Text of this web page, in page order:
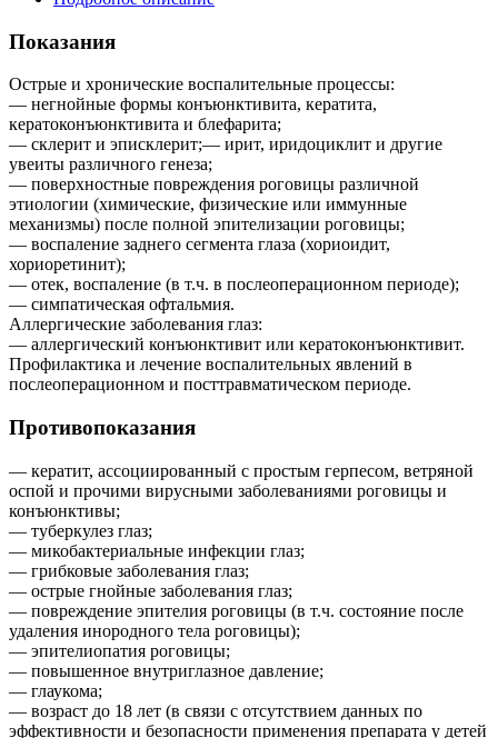
Показания
Острые и хронические воспалительные процессы:
— негнойные формы конъюнктивита, кератита,
кератоконъюнктивита и блефарита;
— склерит и эписклерит;— ирит, иридоциклит и другие
увеиты различного генеза;
— поверхностные повреждения роговицы различной
этиологии (химические, физические или иммунные
механизмы) после полной эпителизации роговицы;
— воспаление заднего сегмента глаза (хориоидит,
хориоретинит);
— отек, воспаление (в т.ч. в послеоперационном периоде);
— симпатическая офтальмия.
Аллергические заболевания глаз:
— аллергический конъюнктивит или кератоконъюнктивит.
Профилактика и лечение воспалительных явлений в
послеоперационном и посттравматическом периоде.
Противопоказания
— кератит, ассоциированный с простым герпесом, ветряной
оспой и прочими вирусными заболеваниями роговицы и
конъюнктивы;
— туберкулез глаз;
— микобактериальные инфекции глаз;
— грибковые заболевания глаз;
— острые гнойные заболевания глаз;
— повреждение эпителия роговицы (в т.ч. состояние после
удаления инородного тела роговицы);
— эпителиопатия роговицы;
— повышенное внутриглазное давление;
— глаукома;
— возраст до 18 лет (в связи с отсутствием данных по
эффективности и безопасности применения препарата у детей